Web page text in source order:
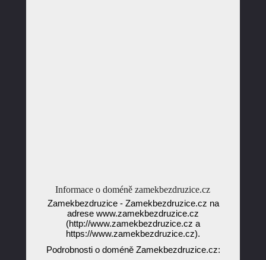
Informace o doméně zamekbezdruzice.cz
Zamekbezdruzice - Zamekbezdruzice.cz na
adrese www.zamekbezdruzice.cz
(http://www.zamekbezdruzice.cz a
https://www.zamekbezdruzice.cz).
Podrobnosti o doméně Zamekbezdruzice.cz: